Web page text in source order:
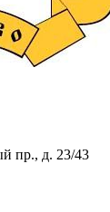
пр., д. 23/43